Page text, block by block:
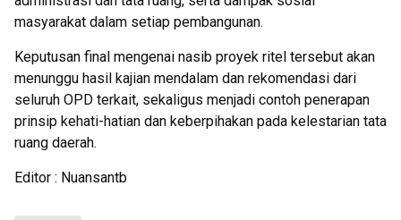
masyarakat dalam setiap pembangunan.
Keputusan final mengenai nasib proyek ritel tersebut akan
menunggu hasil kajian mendalam dan rekomendasi dari
seluruh OPD terkait, sekaligus menjadi contoh penerapan
prinsip kehati-hatian dan keberpihakan pada kelestarian tata
ruang daerah.
Editor : Nuansantb